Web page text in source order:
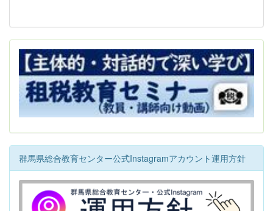
群馬県総合教育センター公式Instagramアカウント運用方針